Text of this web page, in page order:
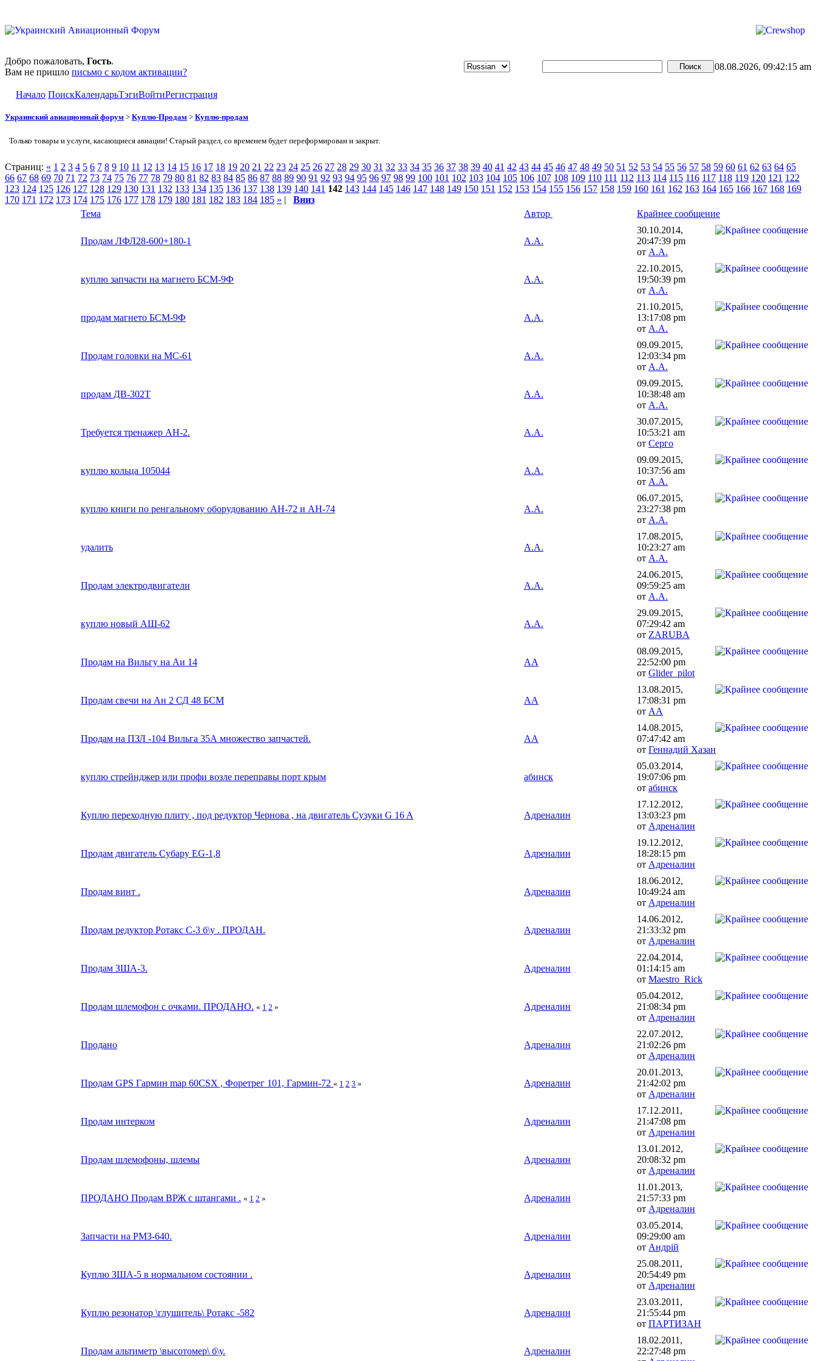
Добро пожаловать, Гость.
Вам не пришло письмо с кодом активации?
08.08.2026, 09:42:15 am
Начало ПоискКалендарьТэгиВойтиРегистрация
Украинский авиационный форум > Куплю-Продам > Куплю-продам
Только товары и услуги, касающиеся авиации! Старый раздел, со временем будет переформирован и закрыт.
Страниц: « 1 2 3 4 5 6 7 8 9 10 11 12 13 14 15 16 17 18 19 20 21 22 23 24 25 26 27 28 29 30 31 32 33 34 35 36 37 38 39 40 41 42 43 44 45 46 47 48 49 50 51 52 53 54 55 56 57 58 59 60 61 62 63 64 65
66 67 68 69 70 71 72 73 74 75 76 77 78 79 80 81 82 83 84 85 86 87 88 89 90 91 92 93 94 95 96 97 98 99 100 101 102 103 104 105 106 107 108 109 110 111 112 113 114 115 116 117 118 119 120 121 122
123 124 125 126 127 128 129 130 131 132 133 134 135 136 137 138 139 140 141 142 143 144 145 146 147 148 149 150 151 152 153 154 155 156 157 158 159 160 161 162 163 164 165 166 167 168 169
170 171 172 173 174 175 176 177 178 179 180 181 182 183 184 185 » | Вниз
Тема
Автор Крайнее сообщение
Продам ЛФЛ28-600+180-1 А.А.
30.10.2014,
20:47:39 pm
от А.А.
куплю запчасти на магнето БСМ-9Ф А.А.
22.10.2015,
19:50:39 pm
от А.А.
продам магнето БСМ-9Ф А.А.
21.10.2015,
13:17:08 pm
от А.А.
Продам головки на МС-61 А.А.
09.09.2015,
12:03:34 pm
от А.А.
продам ДВ-302Т А.А.
09.09.2015,
10:38:48 am
от А.А.
Требуется тренажер АН-2. А.А.
30.07.2015,
10:53:21 am
от Серго
куплю кольца 105044 А.А.
09.09.2015,
10:37:56 am
от А.А.
куплю книги по ренгальному оборудованию АН-72 и АН-74 А.А.
06.07.2015,
23:27:38 pm
от А.А.
удалить А.А.
17.08.2015,
10:23:27 am
от А.А.
Продам электродвигатели А.А.
24.06.2015,
09:59:25 am
от А.А.
куплю новый АШ-62 А.А.
29.09.2015,
07:29:42 am
от ZARUBA
Продам на Вильгу на Аи 14 АА
08.09.2015,
22:52:00 pm
от Glider_pilot
Продам свечи на Ан 2 СД 48 БСМ АА
13.08.2015,
17:08:31 pm
от АА
Продам на ПЗЛ -104 Вильга 35А множество запчастей. АА
14.08.2015,
07:47:42 am
от Геннадий Хазан
куплю стрейнджер или профи возле переправы порт крым абинск
05.03.2014,
19:07:06 pm
от абинск
Куплю переходную плиту , под редуктор Чернова , на двигатель Сузуки G 16 A Адреналин
17.12.2012,
13:03:23 pm
от Адреналин
Продам двигатель Субару ЕG-1,8 Адреналин
19.12.2012,
18:28:15 pm
от Адреналин
Продам винт . Адреналин
18.06.2012,
10:49:24 am
от Адреналин
Продам редуктор Ротакс С-3 б\у . ПРОДАН. Адреналин
14.06.2012,
21:33:32 pm
от Адреналин
Продам ЗША-3. Адреналин
22.04.2014,
01:14:15 am
от Maestro_Rick
Продам шлемофон с очками. ПРОДАНО. « 1 2 » Адреналин
05.04.2012,
21:08:34 pm
от Адреналин
Продано Адреналин
22.07.2012,
21:02:26 pm
от Адреналин
Продам GPS Гармин map 60CSX , Форетрег 101, Гармин-72 « 1 2 3 » Адреналин
20.01.2013,
21:42:02 pm
от Адреналин
Продам интерком Адреналин
17.12.2011,
21:47:08 pm
от Адреналин
Продам шлемофоны, шлемы Адреналин
13.01.2012,
20:08:32 pm
от Адреналин
ПРОДАНО Продам ВРЖ с штангами . « 1 2 » Адреналин
11.01.2013,
21:57:33 pm
от Адреналин
Запчасти на РМЗ-640. Адреналин
03.05.2014,
09:29:00 am
от Андрій
Куплю ЗША-5 в нормальном состоянии . Адреналин
25.08.2011,
20:54:49 pm
от Адреналин
Куплю резонатор \глушитель\ Ротакс -582 Адреналин
23.03.2011,
21:55:44 pm
от ПАРТИЗАН
Продам альтиметр \высотомер\ б\у. Адреналин
18.02.2011,
22:27:48 pm